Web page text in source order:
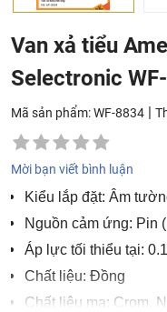
Van xả tiểu
Selectronic
Mã sản phẩm: WF-8834 |
Mời bạn viết bình luận
Kiểu lắp đặt: Âm
Nguồn cảm ứng: Pin
Áp lực tối thiểu tại:
Chất liệu: Đồng
Chất liệu mạ: Crom,